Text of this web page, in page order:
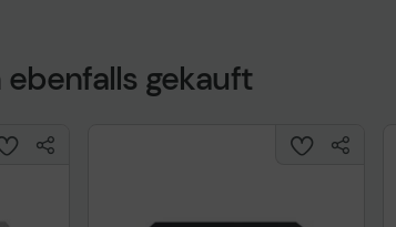
gekauft